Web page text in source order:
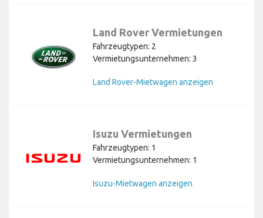
Land Rover Vermietungen
Fahrzeugtypen: 2
Vermietungsunternehmen: 3
Land Rover-Mietwagen anzeigen
Isuzu Vermietungen
Fahrzeugtypen: 1
Vermietungsunternehmen: 1
Isuzu-Mietwagen anzeigen